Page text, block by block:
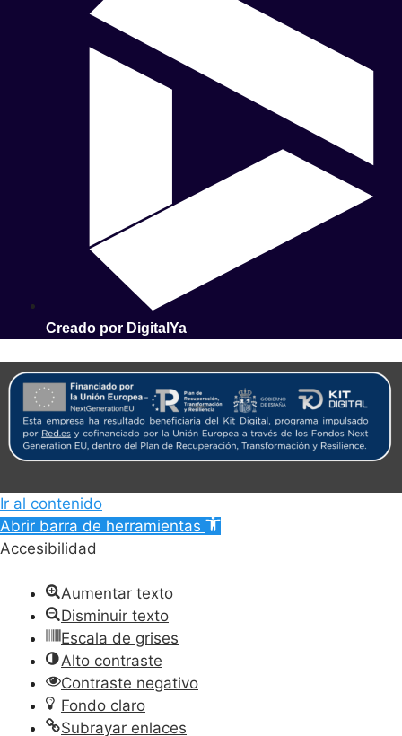
Creado por DigitalYa
Ir al contenido
Abrir barra de herramientas
Accesibilidad
Aumentar texto
Disminuir texto
Escala de grises
Alto contraste
Contraste negativo
Fondo claro
Subrayar enlaces